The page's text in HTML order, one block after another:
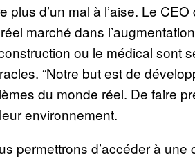
plus d’un mal à l’aise. Le
marché dans
ou le médical sont
“Notre but est de
du monde réel. De faire
environnement.
permettrons d’accéder à